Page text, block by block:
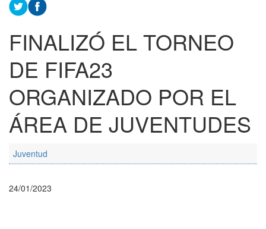
FINALIZÓ EL TORNEO
DE FIFA23
ORGANIZADO POR EL
ÁREA DE JUVENTUDES
Juventud
24/01/2023